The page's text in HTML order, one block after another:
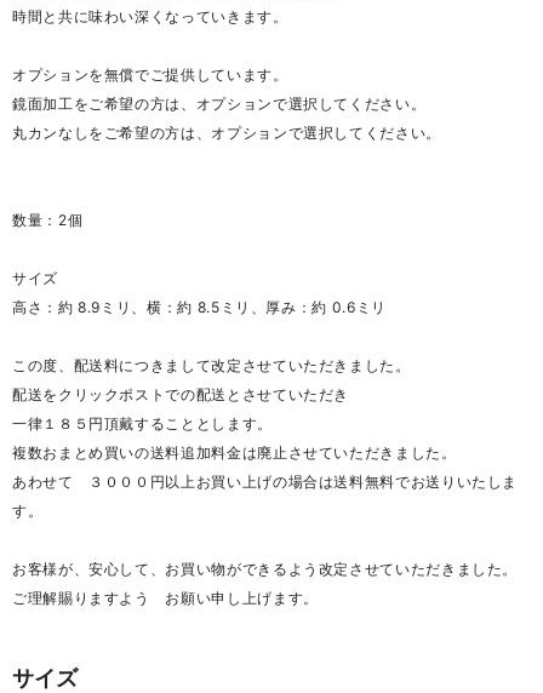
時間と共に味わい深くなっていきます。
オプションを無償でご提供しています。
鏡面加工をご希望の方は、オプションで選択してください。
丸カンなしをご希望の方は、オプションで選択してください。
数量：2個
サイズ
高さ：約 8.9ミリ、横：約 8.5ミリ、厚み：約 0.6ミリ
この度、配送料につきまして改定させていただきました。
配送をクリックポストでの配送とさせていただき
一律１８５円頂戴することとします。
複数おまとめ買いの送料追加料金は廃止させていただきました。
あわせて ３０００円以上お買い上げの場合は送料無料でお送りいたしま
す。
お客様が、安心して、お買い物ができるよう改定させていただきました。
ご理解賜りますよう お願い申し上げます。
サイズ